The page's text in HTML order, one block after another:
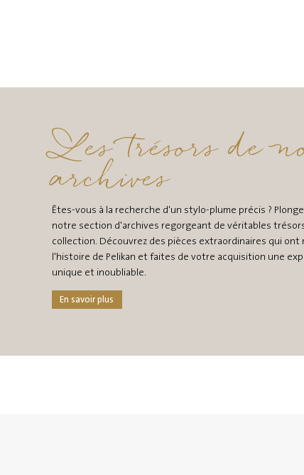
Les trésors de
archives
Êtes-vous à la recherche d'un stylo-plume précis ?
notre section d'archives regorgeant de véritables
collection. Découvrez des pièces extraordinaires qui ont
l'histoire de Pelikan et faites de votre acquisition une
unique et inoubliable.
En savoir plus